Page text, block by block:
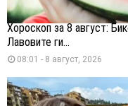
Хороскоп за 8 август:
Лавовите ги...
08:01 - 8 август, 2026